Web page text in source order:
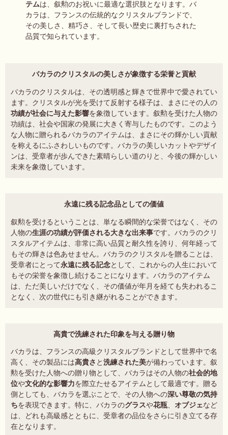
テムは、叙勲のお祝いに最適な選択肢となります。バ
カラは、フランスの伝統的なクリスタルブランドで、
その美しさ、精巧さ、そして長い歴史に裏打ちされた
品質で知られています。
バカラのクリスタルの美しさが象徴する栄誉と貢献
バカラのクリスタルは、その透明感と輝きで世界中で愛されてい
ます。クリスタルが光を受けて反射する様子は、まさにその人の
功績が社会に与えた影響を象徴しています。叙勲を受けた人物の
功績は、社会や国家の発展に大きく寄与したものです。このよう
な人物に贈られるバカラのアイテムは、まさにその輝かしい貢献
を称えるにふさわしいものです。バカラの美しいカットやデザイ
ンは、受章者が歩んできた素晴らしい道のりと、今後の輝かしい
未来を象徴しています。
永遠に残る記念品としての価値
叙勲を受けるということは、単なる瞬間的な栄誉ではなく、その
人物の生涯の功績が評価される大きな出来事です。バカラのクリ
スタルアイテムは、非常に高い品質と耐久性を誇り、何年経って
もその輝きは色あせません。バカラのクリスタルを贈ることは、
受章者にとって永遠に残る記念として、これからの人生において
もその栄誉を象徴し続けることになります。バカラのアイテム
は、ただ美しいだけでなく、その価値が年月を経ても失われるこ
となく、次の世代にも引き継がれることができます。
高貴で洗練された印象を与える贈り物
バカラは、フランスの高級クリスタルブランドとして世界中で名
高く、その製品には高貴さ と 洗練された美が備わっています。叙
勲を受けた人物への贈り物として、バカラはその人物の社会的地
位や文化的な影響力を際立たせるアイテムとして最適です。贈る
側としても、バカラを選ぶことで、その人物への深い尊敬の気持
ちを表現できます。特に、バカラのグラスや花瓶、 オブジェなど
は、どれも高級感とともに、受章者の品位をさらに引き立てる存
在となります。